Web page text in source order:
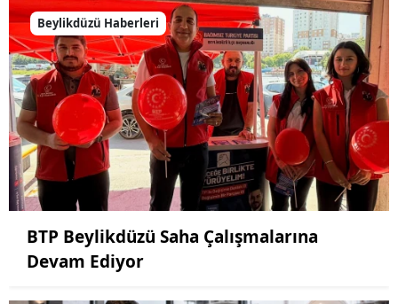
Beylikdüzü Haberleri
BTP Beylikdüzü Saha Çalışmalarına
Devam Ediyor